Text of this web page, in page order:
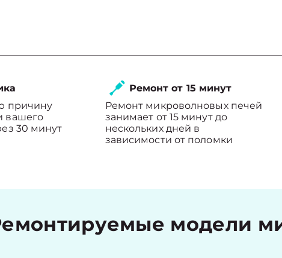
причину
вашего
30 минут
Ремонт от 15 минут
Ремонт микроволновых печей
занимает от 15 минут до
нескольких дней в
зависимости от поломки
модели